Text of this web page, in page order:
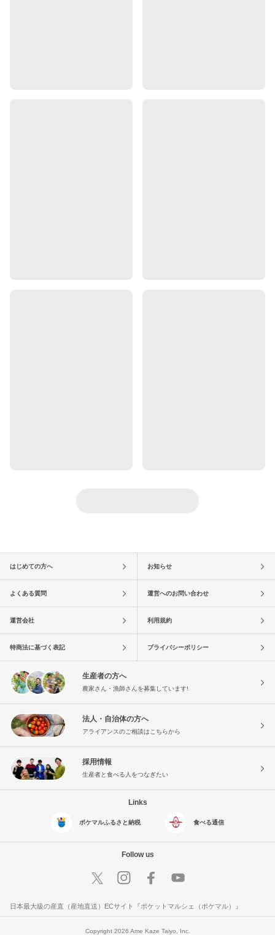
はじめての方へ お知らせ
よくある質問 運営へのお問い合わせ
運営会社 利用規約
特商法に基づく表記 プライバシーポリシー
生産者の方へ
農家さん・漁師さんを募集しています!
法人・自治体の方へ
アライアンスのご相談はこちらから
採用情報
生産者と食べる人をつなぎたい
Links
ポケマルふるさと納税 食べる通信
Follow us
日本最大級の産直（産地直送）ECサイト『ポケットマルシェ（ポケマル）』
Copyright 2026 Ame Kaze Taiyo, Inc.